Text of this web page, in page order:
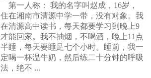
第一人称： 我的名字叫赵成，16岁，
住在湘南市清源中学一带，没有对象。我
在清源高中读书，每天都要学习到晚上9
才能回家。我不抽烟，不喝酒，晚上11点
半睡，每天要睡足七个小时。睡前，我一
定喝一杯温牛奶，然后练二十分钟的呼吸
法，绝不 ...